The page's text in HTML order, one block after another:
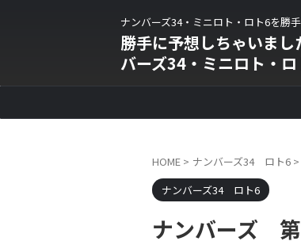
ナンバーズ34・ミニロト・ロト6を勝
勝手に予想しちゃいまし
バーズ34・ミニロト・ロ
HOME > ナンバーズ34 ロト6 >
ナンバーズ34 ロト6
ナンバーズ